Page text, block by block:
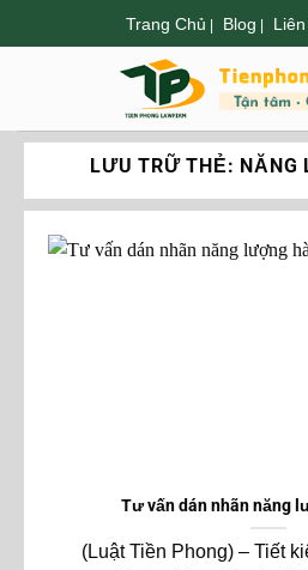
đến
Trang Chủ | Blog |
LƯU TRỮ THẺ: NĂNG
Tư vấn dán nhãn năng
(Luật Tiền Phong) – Tiết